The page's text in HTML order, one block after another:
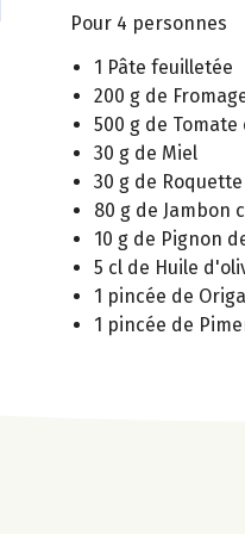
Pour 4 personnes
1 Pâte feuilletée
200 g de
500 g de Tomate
30 g de Miel
30 g de Roquette
80 g de Jambon
10 g de Pignon
5 cl de Huile
1 pincée de
1 pincée de